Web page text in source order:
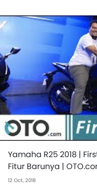
Yamaha R25 2018 |
Fitur Barunya |
12 Oct, 2018